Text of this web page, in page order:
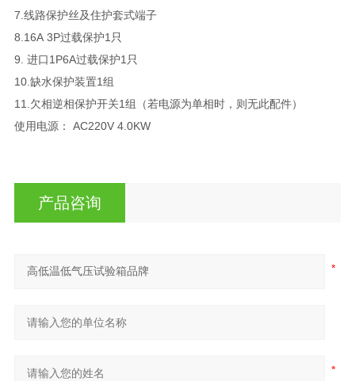
7.线路保护丝及住护套式端子
8.16A 3P过载保护1只
9. 进口1P6A过载保护1只
10.缺水保护装置1组
11.欠相逆相保护开关1组（若电源为单相时，则无此配件）
使用电源： AC220V 4.0KW
产品咨询